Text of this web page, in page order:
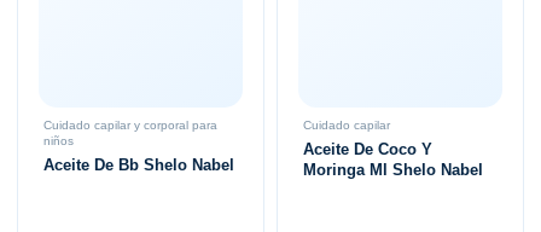
Cuidado capilar y corporal para
niños
Aceite De Bb Shelo Nabel
Cuidado capilar
Aceite De Coco Y
Moringa Ml Shelo Nabel